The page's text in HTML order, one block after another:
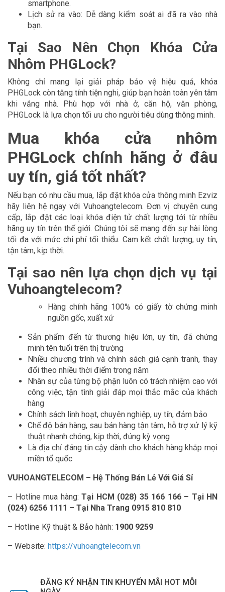
smartphone.
Lịch sử ra vào: Dễ dàng kiểm soát ai đã ra vào nhà
bạn.
Tại Sao Nên Chọn Khóa Cửa
Nhôm PHGLock?
Không chỉ mang lại giải pháp bảo vệ hiệu quả, khóa
PHGLock còn tăng tính tiện nghi, giúp bạn hoàn toàn yên tâm
khi vắng nhà. Phù hợp với nhà ở, căn hộ, văn phòng,
PHGLock là lựa chọn tối ưu cho người tiêu dùng thông minh.
Mua khóa cửa nhôm
PHGLock chính hãng ở đâu
uy tín, giá tốt nhất?
Nếu bạn có nhu cầu mua, lắp đặt khóa cửa thông minh Ezviz
hãy liên hệ ngay với Vuhoangtelecom. Đơn vị chuyên cung
cấp, lắp đặt các loại khóa điện tử chất lượng tới từ nhiều
hãng uy tín trên thế giới. Chúng tôi sẽ mang đến sự hài lòng
tối đa với mức chi phí tối thiểu. Cam kết chất lượng, uy tín,
tận tâm, kịp thời.
Tại sao nên lựa chọn dịch vụ tại
Vuhoangtelecom?
Hàng chính hãng 100% có giấy tờ chứng minh
nguồn gốc, xuất xứ
Sản phẩm đến từ thương hiệu lớn, uy tín, đã chứng
minh tên tuổi trên thị trường
Nhiều chương trình và chính sách giá cạnh tranh, thay
đổi theo nhiều thời điểm trong năm
Nhân sự của từng bộ phận luôn có trách nhiệm cao với
công việc, tận tình giải đáp mọi thắc mắc của khách
hàng
Chính sách linh hoạt, chuyên nghiệp, uy tín, đảm bảo
Chế độ bán hàng, sau bán hàng tận tâm, hỗ trợ xử lý kỹ
thuật nhanh chóng, kịp thời, đúng kỳ vọng
Là địa chỉ đáng tin cậy dành cho khách hàng khắp mọi
miền tổ quốc
VUHOANGTELECOM – Hệ Thống Bán Lẻ Với Giá Sỉ
– Hotline mua hàng: Tại HCM (028) 35 166 166 – Tại HN
(024) 6256 1111 – Tại Nha Trang 0915 810 810
– Hotline Kỹ thuật & Bảo hành: 1900 9259
– Website: https://vuhoangtelecom.vn
ĐĂNG KÝ NHẬN TIN KHUYẾN MÃI HOT MỖI